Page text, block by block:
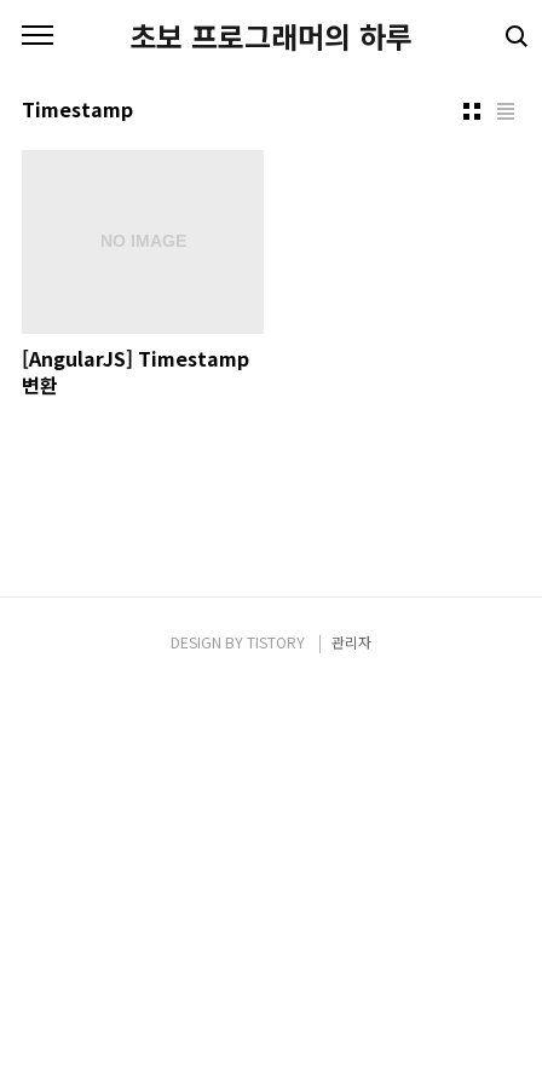
초보 프로그래머의 하루
Timestamp
[AngularJS] Timestamp
변환
DESIGN BYTISTORY 관리자